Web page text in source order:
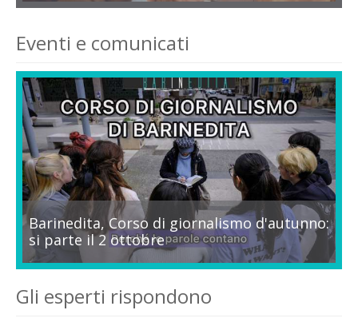
Eventi e comunicati
Barinedita, Corso di giornalismo d'autunno:
si parte il 2 ottobre
Gli esperti rispondono